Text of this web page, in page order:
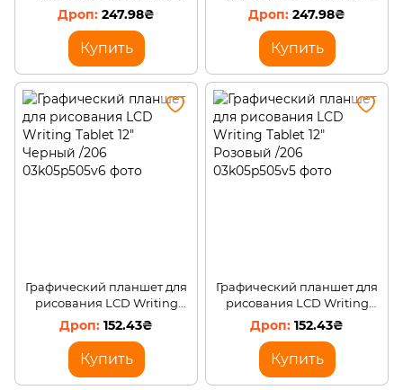
Tablet 16" Красный /206
247.98₴
Купить
Tablet 16" Синий /206
247.98₴
Купить
Графический планшет для
рисования LCD Writing
Tablet 12" Черный /206
152.43₴
Купить
Графический планшет для
рисования LCD Writing
Tablet 12" Розовый /206
152.43₴
Купить